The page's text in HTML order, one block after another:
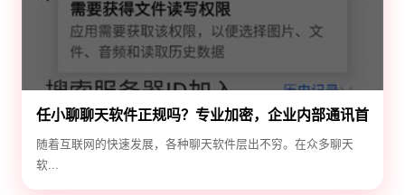
任小聊聊天软件正规吗？专业加密，企业内部通讯首
选！
随着互联网的快速发展，各种聊天软件层出不穷。在众多聊天
软...